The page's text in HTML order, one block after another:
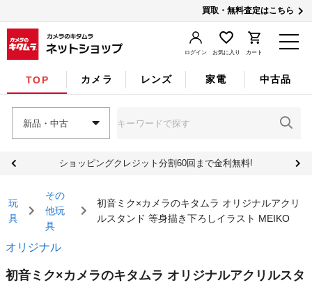
買取・無料査定はこちら
ログイン お気に入り カート
TOP カメラ レンズ 家電 中古品
新品・中古
ショッピングクレジット分割60回まで金利無料!
玩
具
その
他玩
具
初音ミク×カメラのキタムラ オリジナルアクリ
ルスタンド 等身描き下ろしイラスト MEIKO
オリジナル
初音ミク×カメラのキタムラ オリジナルアクリルスタ